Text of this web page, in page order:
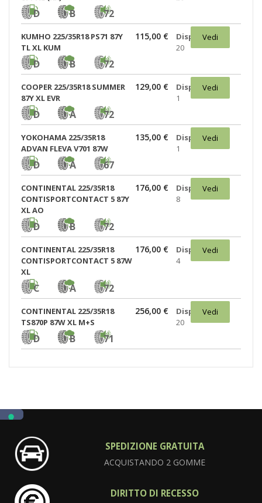
D B 72
KUMHO 225/35R18 PS71 87Y
TL XL KUM
D B 72
115,00 €
Disponibili:
20
Vedi
COOPER 225/35R18 SUMMER
87Y XL EVR
D A 72
129,00 €
Disponibili:
1
Vedi
YOKOHAMA 225/35R18
ADVAN FLEVA V701 87W
D A 67
135,00 €
Disponibili:
1
Vedi
CONTINENTAL 225/35R18
CONTISPORTCONTACT 5 87Y
XL AO
D B 72
176,00 €
Disponibili:
8
Vedi
CONTINENTAL 225/35R18
CONTISPORTCONTACT 5 87W
XL
C A 72
176,00 €
Disponibili:
4
Vedi
CONTINENTAL 225/35R18
TS870P 87W XL M+S
D B 71
256,00 €
Disponibili:
20
Vedi
SPEDIZIONE GRATUITA
ACQUISTANDO 2 GOMME
DIRITTO DI RECESSO